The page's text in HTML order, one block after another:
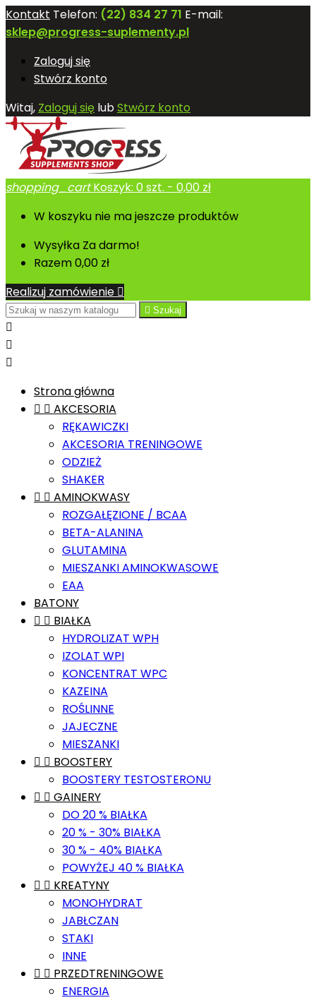
Kontakt Telefon: (22) 834 27 71 E-mail:
sklep@progress-suplementy.pl
Zaloguj się
Stwórz konto
Witaj, Zaloguj się lubStwórz konto
shopping_cart Koszyk: 0szt. - 0,00 zł
W koszyku nie ma jeszcze produktów
Wysyłka Za darmo!
Razem0,00 zł
Realizuj zamówienie 
 Szukaj



Strona główna
  AKCESORIA
RĘKAWICZKI
AKCESORIA TRENINGOWE
ODZIEŻ
SHAKER
  AMINOKWASY
ROZGAŁĘZIONE / BCAA
BETA-ALANINA
GLUTAMINA
MIESZANKI AMINOKWASOWE
EAA
BATONY
  BIAŁKA
HYDROLIZAT WPH
IZOLAT WPI
KONCENTRAT WPC
KAZEINA
ROŚLINNE
JAJECZNE
MIESZANKI
  BOOSTERY
BOOSTERY TESTOSTERONU
  GAINERY
DO 20 % BIAŁKA
20 % - 30% BIAŁKA
30 % - 40% BIAŁKA
POWYŻEJ 40 % BIAŁKA
  KREATYNY
MONOHYDRAT
JABŁCZAN
STAKI
INNE
  PRZEDTRENINGOWE
ENERGIA